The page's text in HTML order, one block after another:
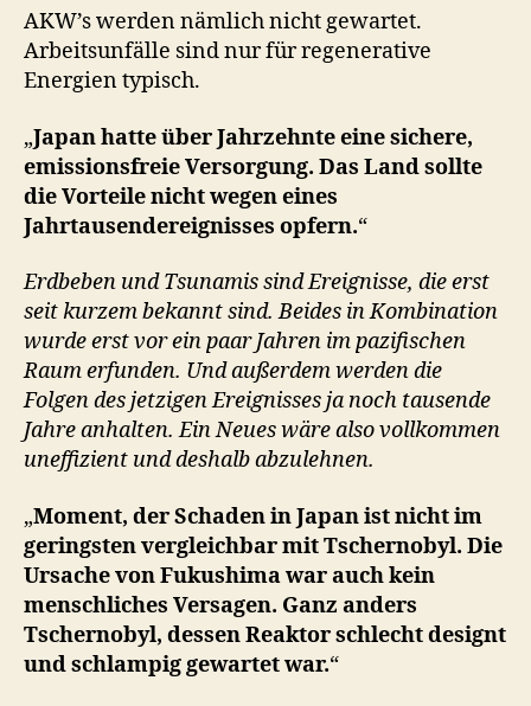
AKW’s werden nämlich nicht gewartet.
Arbeitsunfälle sind nur für regenerative
Energien typisch.
„Japan hatte über Jahrzehnte eine sichere,
emissionsfreie Versorgung. Das Land sollte
die Vorteile nicht wegen eines
Jahrtausendereignisses opfern.“
Erdbeben und Tsunamis sind Ereignisse, die erst
seit kurzem bekannt sind. Beides in Kombination
wurde erst vor ein paar Jahren im pazifischen
Raum erfunden. Und außerdem werden die
Folgen des jetzigen Ereignisses ja noch tausende
Jahre anhalten. Ein Neues wäre also vollkommen
uneffizient und deshalb abzulehnen.
„Moment, der Schaden in Japan ist nicht im
geringsten vergleichbar mit Tschernobyl. Die
Ursache von Fukushima war auch kein
menschliches Versagen. Ganz anders
Tschernobyl, dessen Reaktor schlecht designt
und schlampig gewartet war.“